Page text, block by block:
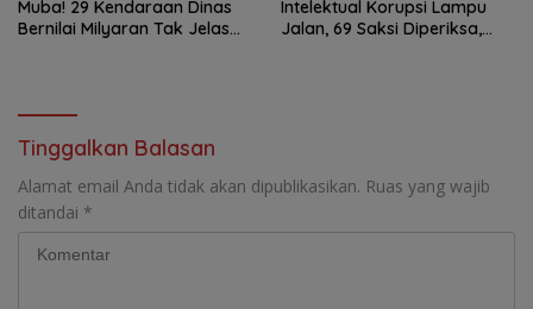
Muba! 29 Kendaraan Dinas
Bernilai Milyaran Tak Jelas
Intelektual Korupsi Lampu
Jalan, 69 Saksi Diperiksa,
Tinggalkan Balasan
Alamat email Anda tidak akan dipublikasikan. Ruas yang wajib
ditandai *